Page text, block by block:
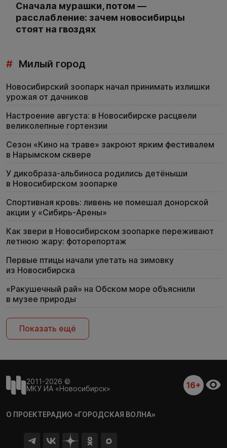
Сначала мурашки, потом —
расслабление: зачем новосибирцы
стоят на гвоздях
# Милый город
Новосибирский зоопарк начал принимать излишки
урожая от дачников
Настроение августа: в Новосибирске расцвели
великолепные гортензии
Сезон «Кино на траве» закроют ярким фестивалем
в Нарымском сквере
У дикобраза-альбиноса родились детёныши
в Новосибирском зоопарке
Спортивная кровь: ливень не помешал донорской
акции у «Сибирь-Арены»
Как звери в Новосибирском зоопарке переживают
летнюю жару: фоторепортаж
Первые птицы начали улетать на зимовку
из Новосибирска
«Ракушечный рай» на Обском море объяснили
в музее природы
Показать ещё
2011-2026 ©
МКУ ИА «Новосибирск»
16+
О ПРОЕКТЕРАДИО «ГОРОДСКАЯ ВОЛНА»